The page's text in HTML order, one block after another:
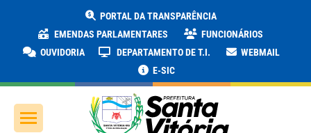
PORTAL DA TRANSPARÊNCIA
EMENDAS PARLAMENTARES
FUNCIONÁRIOS
OUVIDORIA
DEPARTAMENTO DE T.I.
WEBMAIL
E-SIC